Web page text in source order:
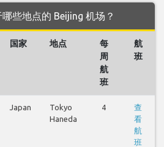
些地点的 Beijing 机场？
国家 地点
每
周
航
班
航
班
Japan
Tokyo
Haneda
4
查
看
航
班